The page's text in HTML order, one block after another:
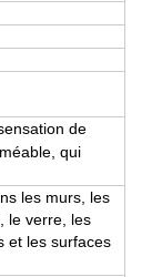
de
qui
les murs, les
le verre, les
et les surfaces